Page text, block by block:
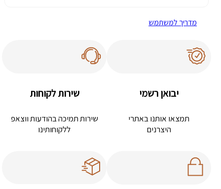
מדריך למשתמש
יבואן רשמי
תמצאו אותנו באתרי
היצרנים
שירות לקוחות
שירות תמיכה בהודעות ווצאפ
ללקוחותינו